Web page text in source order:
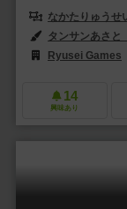
なかたりゅうせ
タンサンあさと
Ryusei Games
14
興味あり